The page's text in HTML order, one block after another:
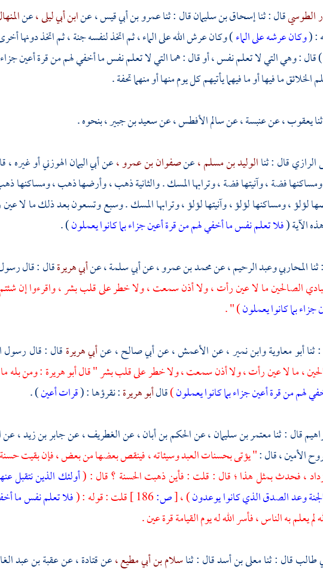
الطوسيقال : ثناإسحاق بن سليمانقال : ثناعمرو بن أبي قيس ،عنابن أبي ليلى ،عن
: (وكان عرشه على الماء) وكان عرش الله على الماء ، ثم اتخذ لنفسه جنة ، ثم اتخذ دونها
) قال : وهي التي لا تعلم نفس ، أو قال : هما التي لا تعلم نفس ما أخفي لهم من قرة أعين جزاء
ما فيها أو ما فيهما يأتيهم كل يوم منها أو منهما تحفة .
يعقوب ،عنعنبسة ،عنسالم الأفطس ،عنسعيد بن جبير ،بنحوه .
قال : ثناالوليد بن مسلم ،عنصفوان بن عمرو ،عنأبي اليمان الهوزنيأو غيره ،
فضة ، وآنيتها فضة ، وترابها المسك . والثانية ذهب ، وأرضها ذهب ، ومساكنها
لؤلؤ ، ومساكنها لؤلؤ ، وآنيتها لؤلؤ ، وترابها المسك . وسبع وتسعون بعد ذلك ما لا
الآية (فلا تعلم نفس ما أخفي لهم من قرة أعين جزاء بما كانوا يعملون) .
المحاربيوعبد الرحيم ،عنمحمد بن عمرو ،عنأبي سلمة ،عنأبي هريرةقال : قال
الصالحين ما لا عين رأت ، ولا أذن سمعت ، ولا خطر على قلب بشر ، واقرءوا إن
بما كانوا يعملون) " .
ثناأبو معاويةوابن نمير ،عنالأعمش ،عنأبي صالح ،عنأبي هريرةقال : قال رسول
، ما لا عين رأت ، ولا أذن سمعت ، ولا خطر على قلب بشر " قال أبو هريرة : ومن بله
لهم من قرة أعين جزاء بما كانوا يعملون)قالأبو هريرة: نقرؤها : (قرات أعين) .
قال : ثنامعتمر بن سليمان ،عنالحكم بن أبان ،عنالغطريف ،عنجابر بن زيد ،عن
الأمين ، قال :" يؤتى بحسنات العبد وسيئاته ، فينقص بعضها من بعض ، فإن بقيت حسنة
، فحدث بمثل هذا ؛ قال : قلت : فأين ذهبت الحسنة ؟ قال : (أولئك الذين نتقبل
وعد الصدق الذي كانوا يوعدون) ،[ص: قلت : قوله : (فلا تعلم نفس ما
يعلم به الناس ، فأسر الله له يوم القيامة قرة عين .
طالبقال : ثنامعلى بن أسدقال : ثناسلام بن أبي مطيع ،عنقتادة ،عنعقبة بن عبد